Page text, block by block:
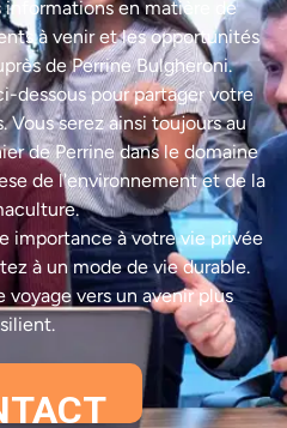
informations en matière de
à venir et les opportunités
de Perrine Bulgheroni.
dessous pour partager votre
Vous serez ainsi toujours au
de Perrine dans le domaine
de l'environnement et de la
importance à votre vie privée
à un mode de vie durable.
voyage vers un avenir plus